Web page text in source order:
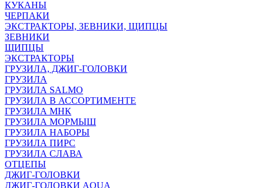
КУКАНЫ
ЧЕРПАКИ
ЭКСТРАКТОРЫ, ЗЕВНИКИ, ЩИПЦЫ
ЗЕВНИКИ
ЩИПЦЫ
ЭКСТРАКТОРЫ
ГРУЗИЛА, ДЖИГ-ГОЛОВКИ
ГРУЗИЛА
ГРУЗИЛА SALMO
ГРУЗИЛА В АССОРТИМЕНТЕ
ГРУЗИЛА МНК
ГРУЗИЛА МОРМЫШ
ГРУЗИЛА НАБОРЫ
ГРУЗИЛА ПИРС
ГРУЗИЛА СЛАВА
ОТЦЕПЫ
ДЖИГ-ГОЛОВКИ
ДЖИГ-ГОЛОВКИ AQUA